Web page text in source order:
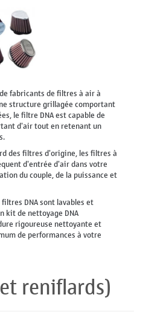
fabricants de filtres à air à
structure grillagée comportant
le filtre DNA est capable de
d'air tout en retenant un
des filtres d'origine, les filtres à
d'entrée d'air dans votre
du couple, de la puissance et
DNA sont lavables et
kit de nettoyage DNA
rigoureuse nettoyante et
de performances à votre
reniflards)